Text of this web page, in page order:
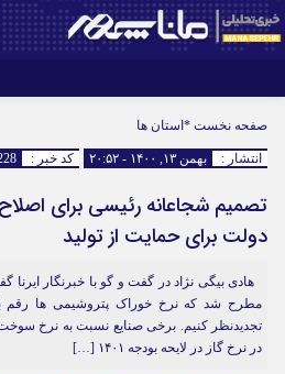
اینستاگرام
سروش
آپارات رمز عبور
مرا به خاطر بسپار
صفحه نخست *استان ها
انتشار : بهمن ۱۳, ۱۴۰۰ - ۲۰:۵۲ کد خبر :
تصمیم شجاعانه رئیسی برای
دولت برای حمایت از تولید
هادی بیگی نژاد در گفت و گو با خبرنگار
مطرح شد که نرخ خوراک پتروشیمی ها رقم
تجدیدنظر کنیم. برخی صنایع نسبت به نرخ سوخت
در نرخ گاز در لایحه بودجه ۱۴۰۱ […]